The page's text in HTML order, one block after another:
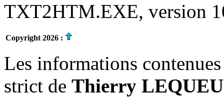
TXT2HTM.EXE, version
Copyright 2026 :
Les informations
strict de Thierry LEQUEU